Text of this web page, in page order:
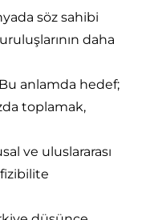
söz sahibi
daha
anlamda hedef;
toplamak,
ve uluslararası